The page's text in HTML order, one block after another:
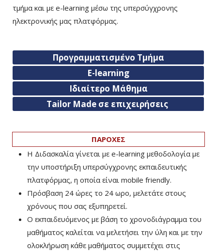
τμήμα και με e-learning μέσω της υπερσύγχρονης
ηλεκτρονικής μας πλατφόρμας.
Προγραμματισμένο Τμήμα
E-learning
Ιδιαίτερο Μάθημα
Tailor Made σε επιχειρήσεις
ΠΑΡΟΧΕΣ
Η Διδασκαλία γίνεται με e-learning μεθοδολογία με
την υποστήριξη υπερσύγχρονης εκπαιδευτικής
πλατφόρμας, η οποία είναι mobile friendly.
Πρόσβαση 24 ώρες το 24 ωρο, μελετάτε στους
χρόνους που σας εξυπηρετεί.
Ο εκπαιδευόμενος με βάση το χρονοδιάγραμμα του
μαθήματος καλείται να μελετήσει την ύλη και με την
ολοκλήρωση κάθε μαθήματος συμμετέχει στις